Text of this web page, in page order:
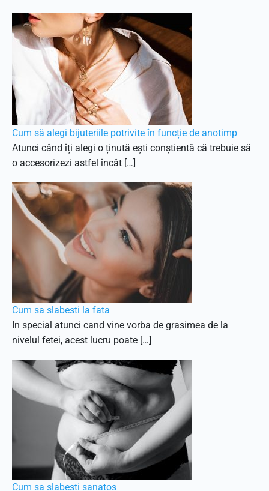
Cum să alegi bijuteriile potrivite în funcție de anotimp
Atunci când îți alegi o ținută ești conștientă că trebuie să
o accesorizezi astfel încât […]
Cum sa slabesti la fata
In special atunci cand vine vorba de grasimea de la
nivelul fetei, acest lucru poate […]
Cum sa slabesti sanatos